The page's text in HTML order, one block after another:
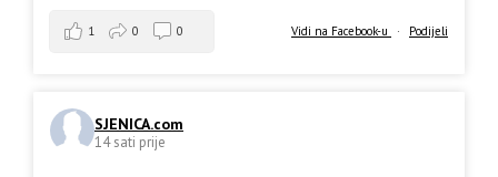
Vidi na Facebook-u · Podijeli
1 0 0
SJENICA.com
14 sati prije